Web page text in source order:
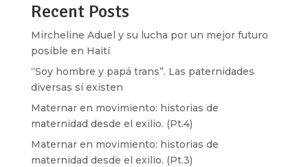
Recent Posts
Mircheline Aduel y su lucha por un mejor futuro
posible en Haití
“Soy hombre y papá trans”. Las paternidades
diversas sí existen
Maternar en movimiento: historias de
maternidad desde el exilio. (Pt.4)
Maternar en movimiento: historias de
maternidad desde el exilio. (Pt.3)